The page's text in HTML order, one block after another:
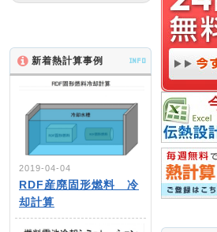
新着熱計算事例 INFO
2019-04-04
RDF産廃固形燃料 冷
却計算